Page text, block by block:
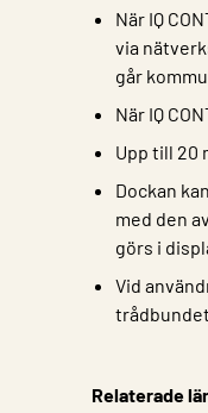
När IQ
via
går
När IQ
Upp till 20
Dockan
med den
görs i
Vid
Relaterade